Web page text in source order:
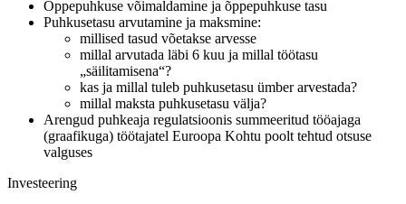
Õppepuhkuse võimaldamine ja õppepuhkuse tasu
Puhkusetasu arvutamine ja maksmine:
millised tasud võetakse arvesse
millal arvutada läbi 6 kuu ja millal töötasu
„säilitamisena“?
kas ja millal tuleb puhkusetasu ümber arvestada?
millal maksta puhkusetasu välja?
Arengud puhkeaja regulatsioonis summeeritud tööajaga
(graafikuga) töötajatel Euroopa Kohtu poolt tehtud otsuse
valguses
Investeering